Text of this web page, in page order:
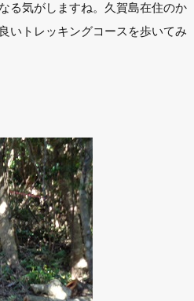
る気がしますね。久賀島在住のか
いトレッキングコースを歩いてみ